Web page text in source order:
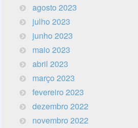
agosto 2023
julho 2023
junho 2023
maio 2023
abril 2023
março 2023
fevereiro 2023
dezembro 2022
novembro 2022